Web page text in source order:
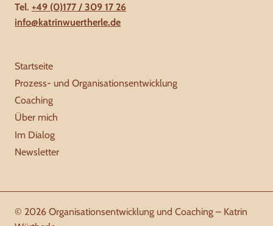
Tel. +49 (0)177 / 309 17 26
info@katrinwuertherle.de
Startseite
Prozess- und Organisationsentwicklung
Coaching
Über mich
Im Dialog
Newsletter
© 2026 Organisationsentwicklung und Coaching – Katrin